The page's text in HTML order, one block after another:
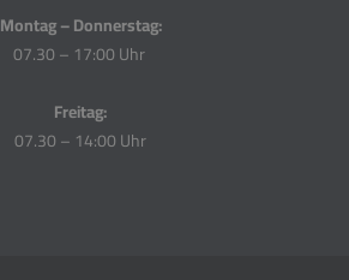
Montag – Donnerstag:
07.30 – 17:00 Uhr
Freitag:
07.30 – 14:00 Uhr